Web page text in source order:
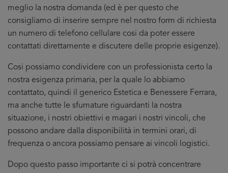
meglio la nostra domanda (ed è per questo che
consigliamo di inserire sempre nel nostro form di richiesta
un numero di telefono cellulare cosi da poter essere
contattati direttamente e discutere delle proprie esigenze).
Cosi possiamo condividere con un professionista certo la
nostra esigenza primaria, per la quale lo abbiamo
contattato, quindi il generico Estetica e Benessere Ferrara,
ma anche tutte le sfumature riguardanti la nostra
situazione, i nostri obiettivi e magari i nostri vincoli, che
possono andare dalla disponibilità in termini orari, di
frequenza o ancora possiamo pensare ai vincoli logistici.
Dopo questo passo importante ci si potrà concentrare